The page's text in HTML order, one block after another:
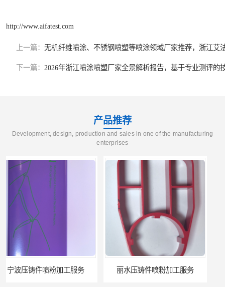
http://www.aifatest.com
上一篇： 无机纤维喷涂、不锈钢喷塑等喷涂领域厂家推荐，浙江艾
下一篇： 2026年浙江喷涂喷塑厂家全景解析报告，基于专业测评的
产品推荐
Development, design, production and sales in one of the manufacturing
enterprises
丽水压铸件喷粉加工服务 五金喷塑加工公司